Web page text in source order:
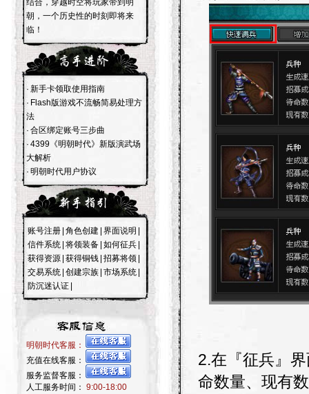
结合，穿越时空将玩家带到明
朝，一个历史性的时刻即将来
临！
· 新手卡领取使用指南
· Flash版游戏不流畅简易处理方
法
· 合区绑定账号三步曲
· 4399《明朝时代》新版演武场
大解析
· 明朝时代用户协议
账号注册 角色创建 界面说明
信件系统 将领装备 如何征兵
获得资源 获得铜钱 招募将领
交易系统 创建宗族 市场系统
防沉迷认证
明朝时代客服：
充值在线客服：
服务监督客服：
人工服务时间： 9:00-18:00
2.在『征兵』
命数量、现有